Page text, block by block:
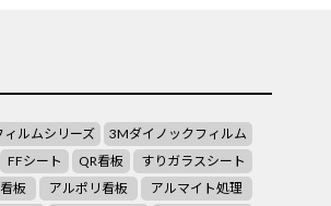
ルムシリーズ
3Mダイノックフィルム
FFシート QR看板
すりガラスシート
板 アルポリ看板
アルマイト処理